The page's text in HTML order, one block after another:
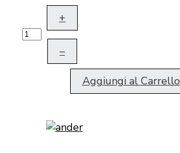
+
–
Aggiungi al Carrello